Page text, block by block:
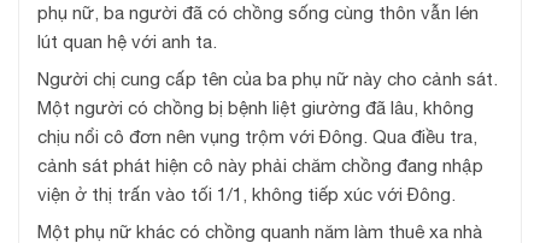
phụ nữ, ba người đã có chồng sống cùng thôn vẫn lén
lút quan hệ với anh ta.
Người chị cung cấp tên của ba phụ nữ này cho cảnh sát.
Một người có chồng bị bệnh liệt giường đã lâu, không
chịu nổi cô đơn nên vụng trộm với Đông. Qua điều tra,
cảnh sát phát hiện cô này phải chăm chồng đang nhập
viện ở thị trấn vào tối 1/1, không tiếp xúc với Đông.
Một phụ nữ khác có chồng quanh năm làm thuê xa nhà